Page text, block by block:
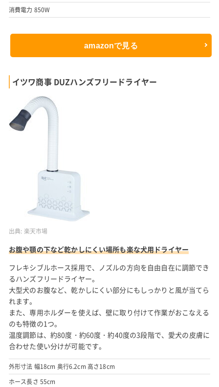
消費電力 850W
amazonで見る
イツワ商事 DUZハンズフリードライヤー
出典: 楽天市場
お腹や顎の下など乾かしにくい場所も楽な犬用ドライヤー
フレキシブルホース採用で、ノズルの方向を自由自在に調節でき
るハンズフリードライヤー。
大型犬のお腹など、乾かしにくい部分にもしっかりと風が当てら
れます。
また、専用ホルダーを使えば、壁に取り付けて作業がおこなえる
のも特徴の1つ。
温度調節は、約80度・約60度・約40度の3段階で、愛犬の皮膚に
合わせた使い分けが可能です。
外形寸法 幅18cm 奥行6.2cm 高さ18cm
ホース長さ 55cm